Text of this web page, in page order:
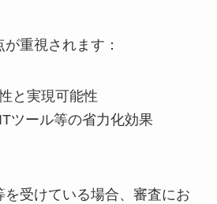
重視されます：
と実現可能性
ツール等の省力化効果
を受けている場合、審査にお